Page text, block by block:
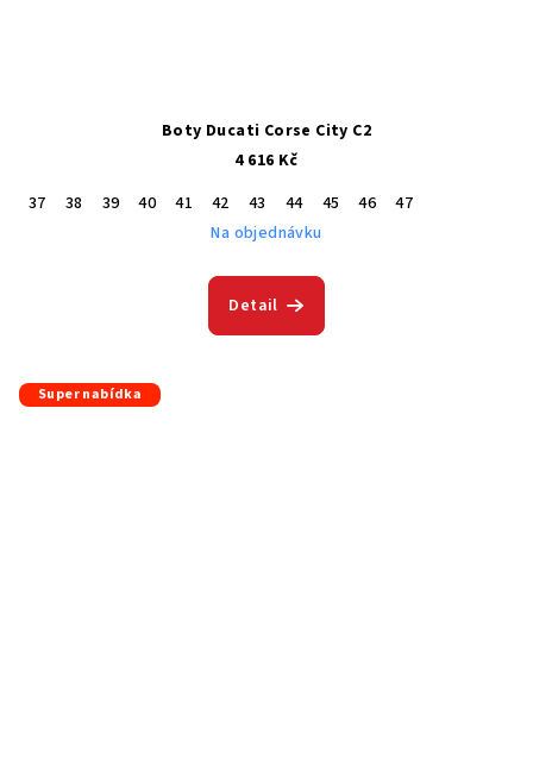
Boty Ducati Corse City C2
4 616 Kč
37
38 39 40 41 42 43 44 45 46
47
Na objednávku
Detail
Super nabídka